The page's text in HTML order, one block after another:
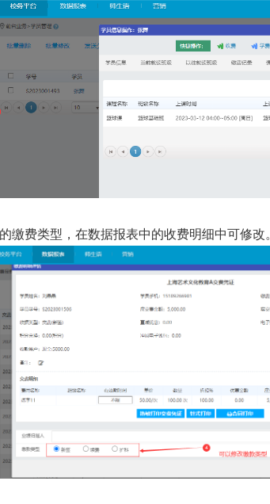
缴费类型，在数据报表中的收费明细中可修改。